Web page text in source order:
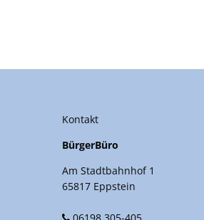
Kontakt
BürgerBüro
Am Stadtbahnhof 1
65817 Eppstein